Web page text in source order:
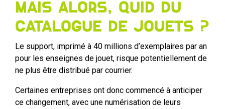
Mais alors, quid du
catalogue de jouets ?
Le support, imprimé à 40 millions d’exemplaires par an
pour les enseignes de jouet, risque potentiellement de
ne plus être distribué par courrier.
Certaines entreprises ont donc commencé à anticiper
ce changement, avec une numérisation de leurs